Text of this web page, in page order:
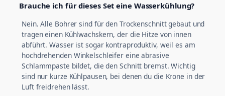
Brauche ich für dieses Set eine Wasserkühlung?
Nein. Alle Bohrer sind für den Trockenschnitt gebaut und
tragen einen Kühlwachskern, der die Hitze von innen
abführt. Wasser ist sogar kontraproduktiv, weil es am
hochdrehenden Winkelschleifer eine abrasive
Schlammpaste bildet, die den Schnitt bremst. Wichtig
sind nur kurze Kühlpausen, bei denen du die Krone in der
Luft freidrehen lässt.